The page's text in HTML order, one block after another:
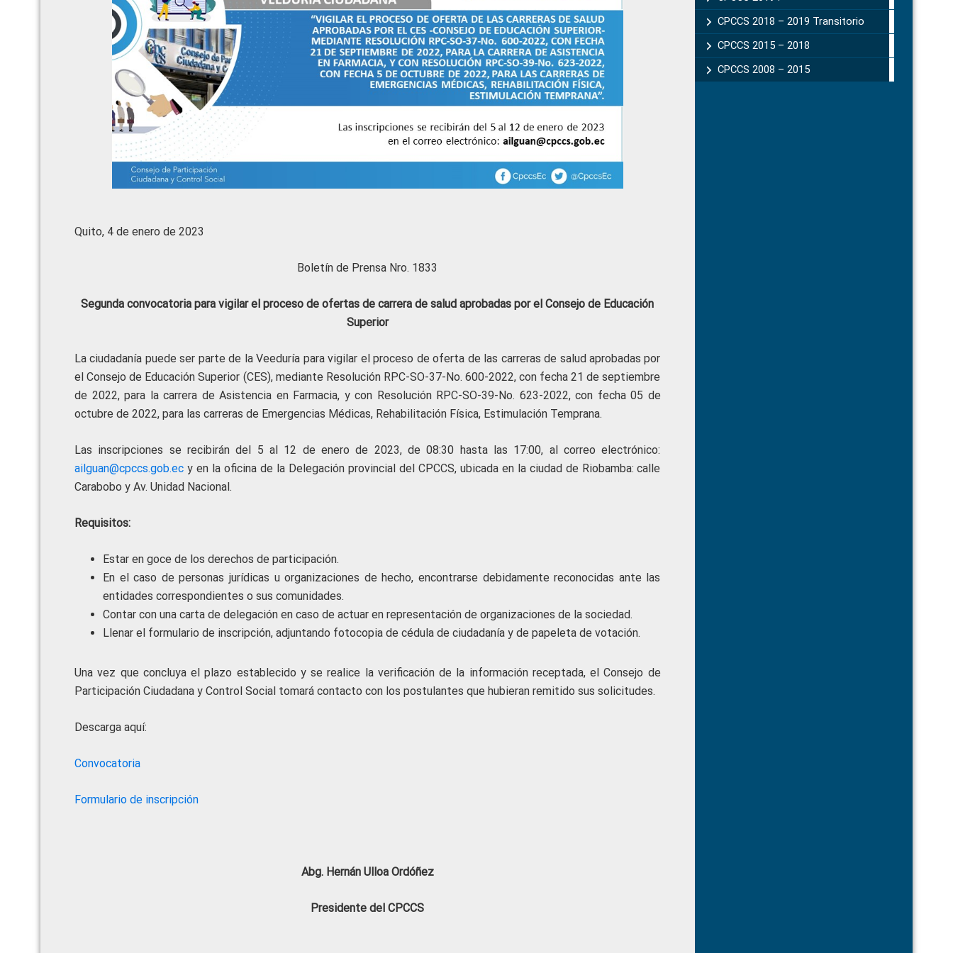
Quito, 4 de enero de 2023
Boletín de Prensa Nro. 1833
Segunda convocatoria para vigilar el proceso de ofertas de carrera de salud aprobadas por el Consejo de Educación
Superior
La ciudadanía puede ser parte de la Veeduría para vigilar el proceso de oferta de las carreras de salud aprobadas por
el Consejo de Educación Superior (CES), mediante Resolución RPC-SO-37-No. 600-2022, con fecha 21 de septiembre
de 2022, para la carrera de Asistencia en Farmacia, y con Resolución RPC-SO-39-No. 623-2022, con fecha 05 de
octubre de 2022, para las carreras de Emergencias Médicas, Rehabilitación Física, Estimulación Temprana.
Las inscripciones se recibirán del 5 al 12 de enero de 2023, de 08:30 hasta las 17:00, al correo electrónico:
ailguan@cpccs.gob.ec y en la oficina de la Delegación provincial del CPCCS, ubicada en la ciudad de Riobamba: calle
Carabobo y Av. Unidad Nacional.
Requisitos:
Estar en goce de los derechos de participación.
En el caso de personas jurídicas u organizaciones de hecho, encontrarse debidamente reconocidas ante las
entidades correspondientes o sus comunidades.
Contar con una carta de delegación en caso de actuar en representación de organizaciones de la sociedad.
Llenar el formulario de inscripción, adjuntando fotocopia de cédula de ciudadanía y de papeleta de votación.
Una vez que concluya el plazo establecido y se realice la verificación de la información receptada, el Consejo de
Participación Ciudadana y Control Social tomará contacto con los postulantes que hubieran remitido sus solicitudes.
Descarga aquí:
Convocatoria
Formulario de inscripción
Abg. Hernán Ulloa Ordóñez
Presidente del CPCCS
CPCCS 2018 – 2019 Transitorio
CPCCS 2015 – 2018
CPCCS 2008 – 2015